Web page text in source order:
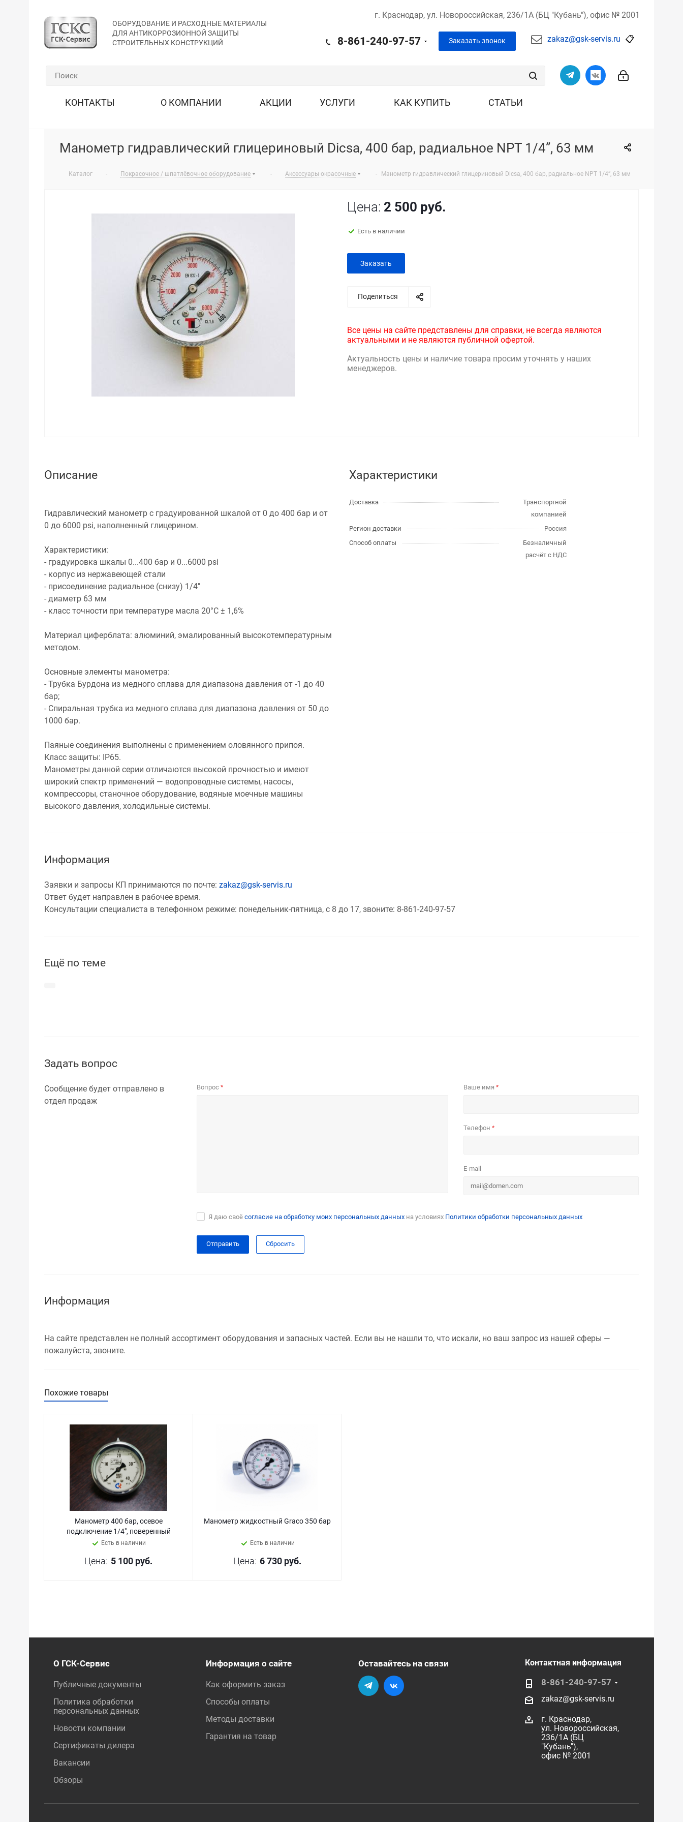
ОБОРУДОВАНИЕ И РАСХОДНЫЕ МАТЕРИАЛЫ
ДЛЯ АНТИКОРРОЗИОННОЙ ЗАЩИТЫ
СТРОИТЕЛЬНЫХ КОНСТРУКЦИЙ
г. Краснодар, ул. Новороссийская, 236/1А (БЦ "Кубань"), офис № 2001
8-861-240-97-57 Заказать звонок zakaz@gsk-servis.ru 📋
КОНТАКТЫ О КОМПАНИИ АКЦИИ УСЛУГИ КАК КУПИТЬ СТАТЬИ
Манометр гидравлический глицериновый Dicsa, 400 бар, радиальное NPT 1/4”, 63 мм
Каталог - Покрасочное / шпатлёвочное оборудование - Аксессуары окрасочные - Манометр гидравлический глицериновый Dicsa, 400 бар, радиальное NPT 1/4”, 63 мм
Цена: 2 500 руб.
Есть в наличии
Заказать
Поделиться
Все цены на сайте представлены для справки, не всегда являются
актуальными и не являются публичной офертой.
Актуальность цены и наличие товара просим уточнять у наших
менеджеров.
Описание
Гидравлический манометр с градуированной шкалой от 0 до 400 бар и от
0 до 6000 psi, наполненный глицерином.
Характеристики:
- градуировка шкалы 0...400 бар и 0...6000 psi
- корпус из нержавеющей стали
- присоединение радиальное (снизу) 1/4"
- диаметр 63 мм
- класс точности при температуре масла 20°С ± 1,6%
Материал циферблата: алюминий, эмалированный высокотемпературным
методом.
Основные элементы манометра:
- Трубка Бурдона из медного сплава для диапазона давления от -1 до 40
бар;
- Спиральная трубка из медного сплава для диапазона давления от 50 до
1000 бар.
Паяные соединения выполнены с применением оловянного припоя.
Класс защиты: IP65.
Манометры данной серии отличаются высокой прочностью и имеют
широкий спектр применений — водопроводные системы, насосы,
компрессоры, станочное оборудование, водяные моечные машины
высокого давления, холодильные системы.
Характеристики
Доставка
Транспортной
компанией
Регион доставки
Россия
Способ оплаты
Безналичный
расчёт с НДС
Информация
Заявки и запросы КП принимаются по почте: zakaz@gsk-servis.ru
Ответ будет направлен в рабочее время.
Консультации специалиста в телефонном режиме: понедельник-пятница, с 8 до 17, звоните: 8-861-240-97-57
Ещё по теме
Задать вопрос
Сообщение будет отправлено в
отдел продаж
Вопрос * Ваше имя *
Телефон *
E-mail
Я даю своё согласие на обработку моих персональных данных на условиях Политики обработки персональных данных
Сбросить
Информация
На сайте представлен не полный ассортимент оборудования и запасных частей. Если вы не нашли то, что искали, но ваш запрос из нашей сферы —
пожалуйста, звоните.
Похожие товары
Манометр 400 бар, осевое
подключение 1/4″, поверенный
Есть в наличии
Цена: 5 100 руб.
Манометр жидкостный Graco 350 бар
Есть в наличии
Цена: 6 730руб.
О ГСК-Сервис
Публичные документы
Политика обработки
персональных данных
Новости компании
Сертификаты дилера
Вакансии
Обзоры
Информация о сайте
Как оформить заказ
Способы оплаты
Методы доставки
Гарантия на товар
Оставайтесь на связи Контактная информация
8-861-240-97-57
zakaz@gsk-servis.ru
г. Краснодар,
ул. Новороссийская,
236/1А (БЦ
"Кубань"),
офис № 2001